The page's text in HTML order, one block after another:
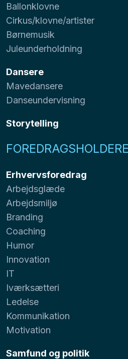
Ballonklovne
Cirkus/klovne/artister
Børnemusik
Juleunderholdning
Dansere
Mavedansere
Danseundervisning
Storytelling
FOREDRAGSHOLDERE
Erhvervsforedrag
Arbejdsglæde
Arbejdsmiljø
Branding
Coaching
Humor
Innovation
IT
Iværksætteri
Ledelse
Kommunikation
Motivation
Samfund og politik